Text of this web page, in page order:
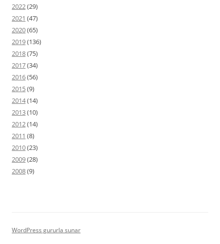
2022(29)
2021 (47)
2020(65)
2019(136)
2018(75)
2017(34)
2016(56)
2015(9)
2014(14)
2013(10)
2012(14)
2011 (8)
2010(23)
2009(28)
2008(9)
WordPress gururla sunar